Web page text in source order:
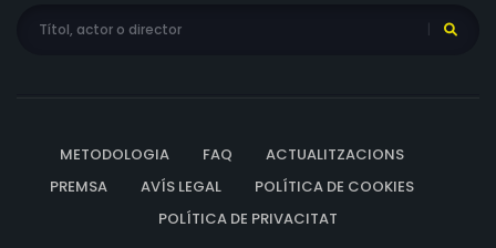
METODOLOGIA FAQ
ACTUALITZACIONS
PREMSA
AVÍS LEGAL
POLÍTICA DE COOKIES
POLÍTICA DE PRIVACITAT